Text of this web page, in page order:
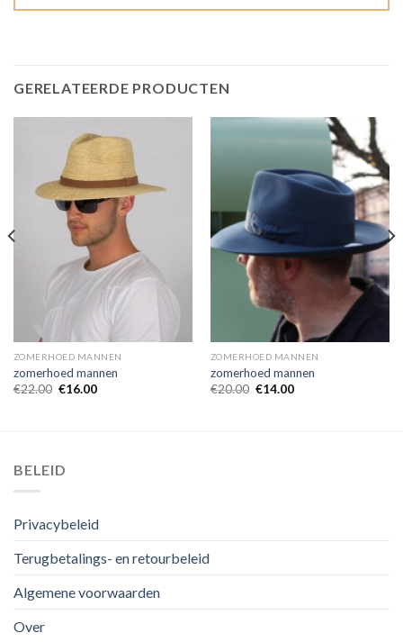
GERELATEERDE PRODUCTEN
ZOMERHOED MANNEN
zomerhoed mannen
€22.00 €16.00
ZOMERHOED MANNEN
zomerhoed mannen
€20.00 €14.00
BELEID
Privacybeleid
Terugbetalings- en retourbeleid
Algemene voorwaarden
Over